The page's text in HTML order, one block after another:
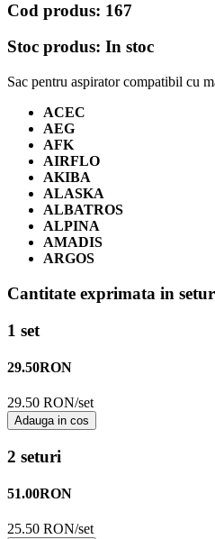
Cod produs: 167
Stoc produs: In stoc
Sac pentru aspirator compatibil cu
ACEC
AEG
AFK
AIRFLO
AKIBA
ALASKA
ALBATROS
ALPINA
AMADIS
ARGOS
Cantitate exprimata in
1 set
29.50RON
29.50 RON/set
Adauga in cos
2 seturi
51.00RON
25.50 RON/set